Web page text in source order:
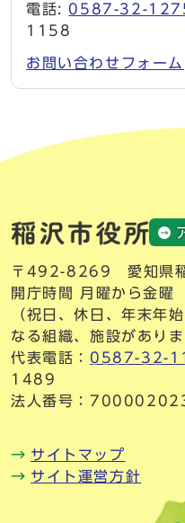
電話: 0587-32-
1158
お問い合わせフォーム
〒492-8269 愛知県稲
開庁時間 月曜から金
（祝日、休日、年末年
なる組織、施設がありま
代表電話： 0587-32-
1489
法人番号：
サイトマップ
サイト運営方針